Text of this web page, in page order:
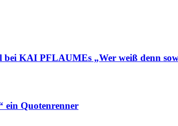
KAI PFLAUMEs „Wer weiß denn
ein Quotenrenner